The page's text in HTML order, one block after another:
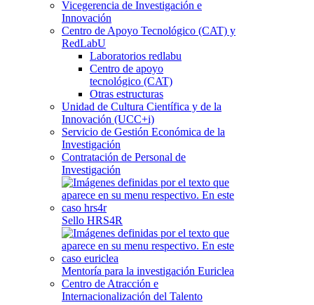
Vicegerencia de Investigación e
Innovación
Centro de Apoyo Tecnológico (CAT) y
RedLabU
Laboratorios redlabu
Centro de apoyo
tecnológico (CAT)
Otras estructuras
Unidad de Cultura Científica y de la
Innovación (UCC+i)
Servicio de Gestión Económica de la
Investigación
Contratación de Personal de
Investigación
Sello HRS4R
Mentoría para la investigación Euriclea
Centro de Atracción e
Internacionalización del Talento